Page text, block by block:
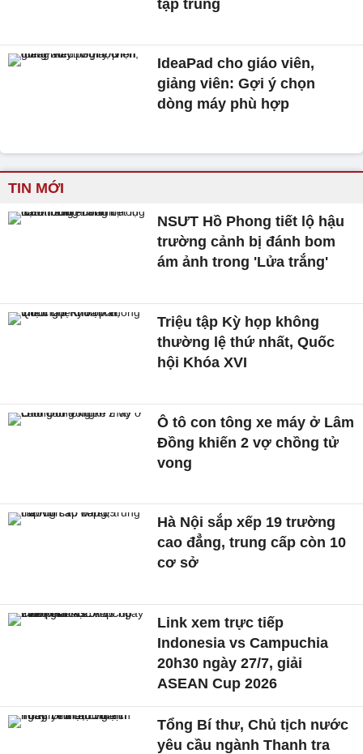
tập trung
IdeaPad cho giáo viên,
giảng viên: Gợi ý chọn
dòng máy phù hợp
TIN MỚI
NSƯT Hồ Phong tiết lộ hậu
trường cảnh bị đánh bom
ám ảnh trong 'Lửa trắng'
Triệu tập Kỳ họp không
thường lệ thứ nhất, Quốc
hội Khóa XVI
Ô tô con tông xe máy ở Lâm
Đồng khiến 2 vợ chồng tử
vong
Hà Nội sắp xếp 19 trường
cao đẳng, trung cấp còn 10
cơ sở
Link xem trực tiếp
Indonesia vs Campuchia
20h30 ngày 27/7, giải
ASEAN Cup 2026
Tổng Bí thư, Chủ tịch nước
yêu cầu ngành Thanh tra